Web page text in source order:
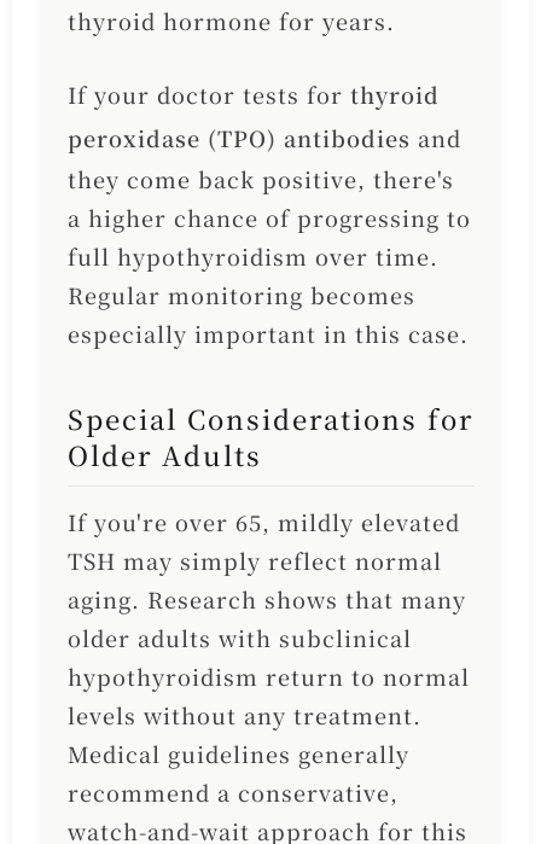
thyroid hormone for years.
If your doctor tests for thyroid
peroxidase (TPO) antibodies and
they come back positive, there's
a higher chance of progressing to
full hypothyroidism over time.
Regular monitoring becomes
especially important in this case.
Special Considerations for
Older Adults
If you're over 65, mildly elevated
TSH may simply reflect normal
aging. Research shows that many
older adults with subclinical
hypothyroidism return to normal
levels without any treatment.
Medical guidelines generally
recommend a conservative,
watch-and-wait approach for this